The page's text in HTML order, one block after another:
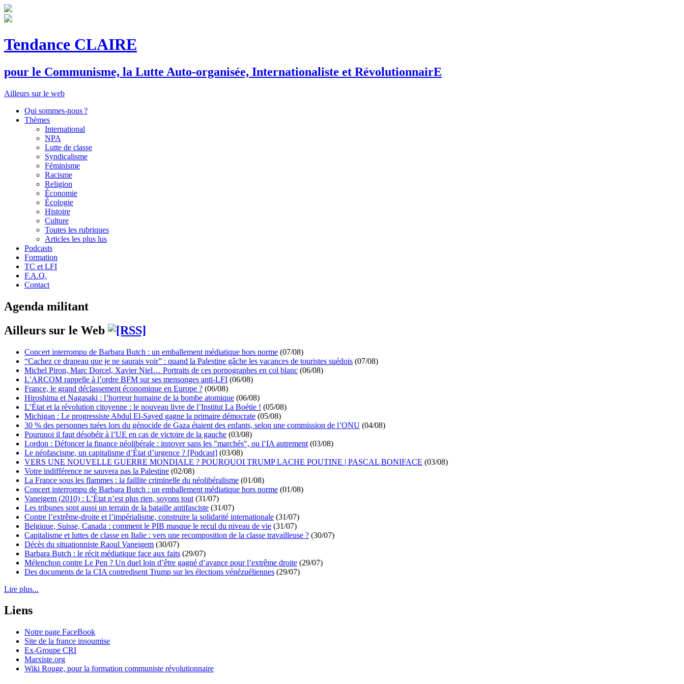
Tendance CLAIRE
pour le Communisme, la Lutte Auto-organisée, Internationaliste et RévolutionnairE
Ailleurs sur le web
Qui sommes-nous ?
Thèmes
International
NPA
Lutte de classe
Syndicalisme
Féminisme
Racisme
Religion
Économie
Écologie
Histoire
Culture
Toutes les rubriques
Articles les plus lus
Podcasts
Formation
TC et LFI
F.A.Q.
Contact
Agenda militant
Ailleurs sur le Web
Concert interrompu de Barbara Butch : un emballement médiatique hors norme (07/08)
“Cachez ce drapeau que je ne saurais voir” : quand la Palestine gâche les vacances de touristes suédois (07/08)
Michel Piron, Marc Dorcel, Xavier Niel… Portraits de ces pornographes en col blanc (06/08)
L’ARCOM rappelle à l’ordre BFM sur ses mensonges anti-LFI (06/08)
France, le grand déclassement économique en Europe ? (06/08)
Hiroshima et Nagasaki : l’horreur humaine de la bombe atomique (06/08)
L’État et la révolution citoyenne : le nouveau livre de l’Institut La Boétie ! (05/08)
Michigan : Le progressiste Abdul El-Sayed gagne la primaire démocrate (05/08)
30 % des personnes tuées lors du génocide de Gaza étaient des enfants, selon une commission de l’ONU (04/08)
Pourquoi il faut désobéir à l’UE en cas de victoire de la gauche (03/08)
Lordon : Défoncer la finance néolibérale : innover sans les "marchés", ou l’IA autrement (03/08)
Le néofascisme, un capitalisme d’État d’urgence ? [Podcast] (03/08)
VERS UNE NOUVELLE GUERRE MONDIALE ? POURQUOI TRUMP LACHE POUTINE | PASCAL BONIFACE (03/08)
Votre indifférence ne sauvera pas la Palestine (02/08)
La France sous les flammes : la faillite criminelle du néolibéralisme (01/08)
Concert interrompu de Barbara Butch : un emballement médiatique hors norme (01/08)
Vaneigem (2010) : L’État n’est plus rien, soyons tout (31/07)
Les tribunes sont aussi un terrain de la bataille antifasciste (31/07)
Contre l’extrême-droite et l’impérialisme, construire la solidarité internationale (31/07)
Belgique, Suisse, Canada : comment le PIB masque le recul du niveau de vie (31/07)
Capitalisme et luttes de classe en Italie : vers une recomposition de la classe travailleuse ? (30/07)
Décès du situationniste Raoul Vaneigem (30/07)
Barbara Butch : le récit médiatique face aux faits (29/07)
Mélenchon contre Le Pen ? Un duel loin d’être gagné d’avance pour l’extrême droite (29/07)
Des documents de la CIA contredisent Trump sur les élections vénézuéliennes (29/07)
Lire plus...
Liens
Notre page FaceBook
Site de la france insoumise
Ex-Groupe CRI
Marxiste.org
Wiki Rouge, pour la formation communiste révolutionnaire